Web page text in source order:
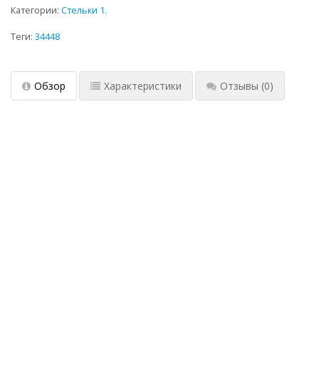
Категории: Стельки 1.
Теги: 34448
Обзор Характеристики Отзывы (0)